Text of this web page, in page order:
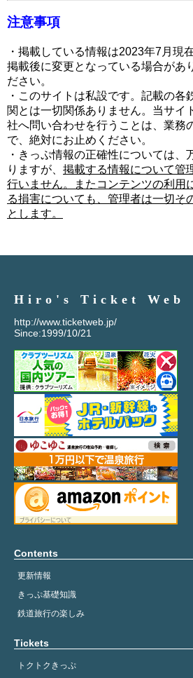
注意事項
・掲載している情報は2023年7月現
掲載後に変更となっている場合があ
ださい。
・このサイトは私設です。記載の各
関とは一切関係ありません。当サイ
社へ問い合わせを行うことは、業務
で、絶対にお止めください。
・きっぷ情報の正確性については、
りますが、 掲載する情報について管
行いません。またコンテンツの利用
る損害についても、管理者は一切そ
とします。
Hiro's Ticket Web
http://www.ticketweb.jp/
Since:1999/10/21
Contents
更新情報
きっぷ基礎知識
鉄道旅行の楽しみ
Tickets
トクトクきっぷ